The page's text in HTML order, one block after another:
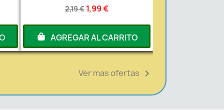
2,19 € 1,99 €
AGREGAR AL CARRITO
Ver mas ofertas 